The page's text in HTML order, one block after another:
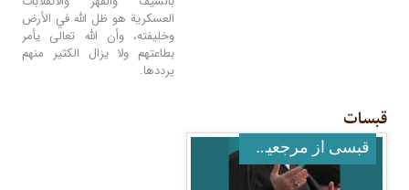
العسكرية هو ظل الله في الأرض
وخليفته، وأن الله تعالى يأمر
بطاعتهم ولا يزال الكثير منهم
يرددها.
قبسات
قبسی از مرجعیت عالیقدر